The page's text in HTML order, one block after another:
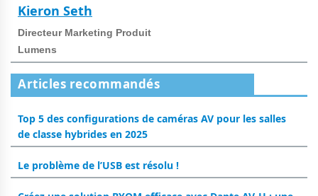
Kieron Seth
Directeur Marketing Produit
Lumens
Articles recommandés
Top 5 des configurations de caméras AV pour les salles
de classe hybrides en 2025
Le problème de l’USB est résolu !